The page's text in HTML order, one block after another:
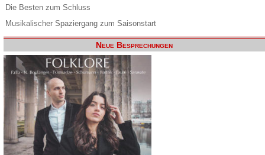
Die Besten zum Schluss
Musikalischer Spaziergang zum Saisonstart
Neue Besprechungen